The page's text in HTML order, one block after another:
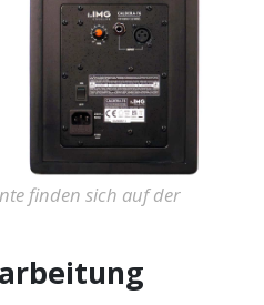
finden sich auf der